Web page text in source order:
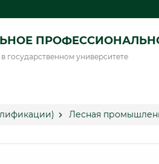
государственном университете
Лесная